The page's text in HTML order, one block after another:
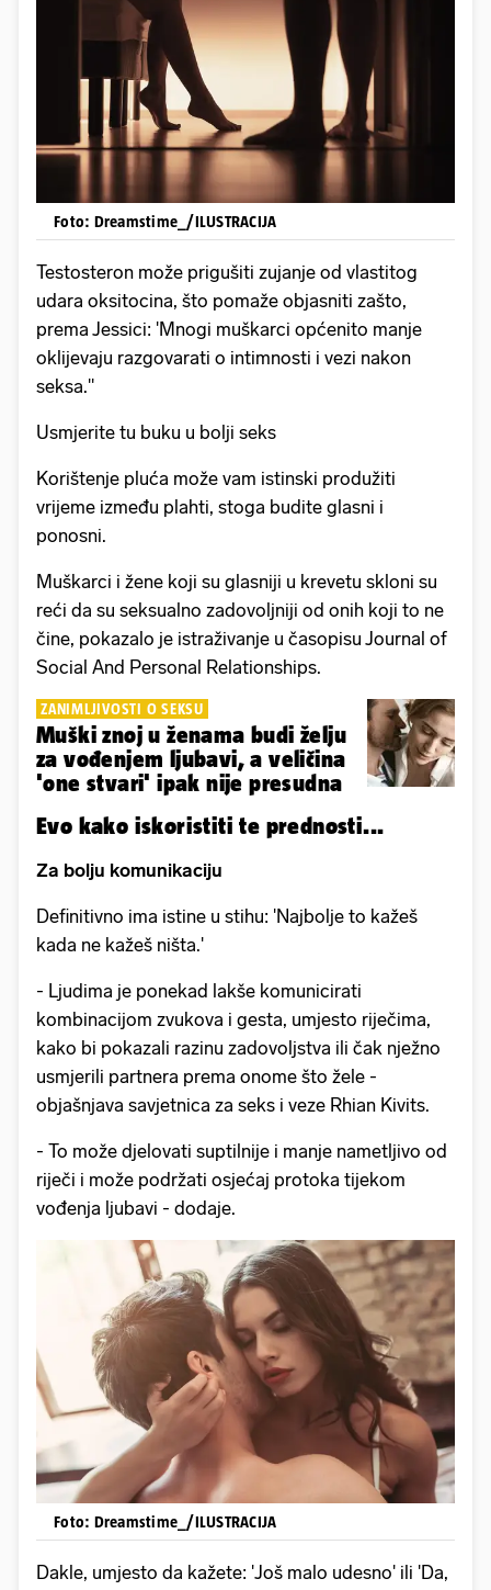
Foto: Dreamstime_/ILUSTRACIJA
Testosteron može prigušiti zujanje od vlastitog
udara oksitocina, što pomaže objasniti zašto,
prema Jessici: 'Mnogi muškarci općenito manje
oklijevaju razgovarati o intimnosti i vezi nakon
seksa."
Usmjerite tu buku u bolji seks
Korištenje pluća može vam istinski produžiti
vrijeme između plahti, stoga budite glasni i
ponosni.
Muškarci i žene koji su glasniji u krevetu skloni su
reći da su seksualno zadovoljniji od onih koji to ne
čine, pokazalo je istraživanje u časopisu Journal of
Social And Personal Relationships.
ZANIMLJIVOSTI O SEKSU
Muški znoj u ženama budi želju
za vođenjem ljubavi, a veličina
'one stvari' ipak nije presudna
Evo kako iskoristiti te prednosti...
Za bolju komunikaciju
Definitivno ima istine u stihu: 'Najbolje to kažeš
kada ne kažeš ništa.'
- Ljudima je ponekad lakše komunicirati
kombinacijom zvukova i gesta, umjesto riječima,
kako bi pokazali razinu zadovoljstva ili čak nježno
usmjerili partnera prema onome što žele -
objašnjava savjetnica za seks i veze Rhian Kivits.
- To može djelovati suptilnije i manje nametljivo od
riječi i može podržati osjećaj protoka tijekom
vođenja ljubavi - dodaje.
Foto: Dreamstime_/ILUSTRACIJA
Dakle, umjesto da kažete: 'Još malo udesno' ili 'Da,